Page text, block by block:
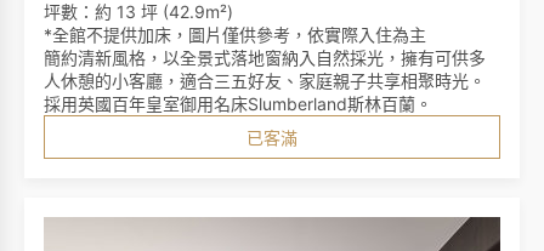
坪數：約 13 坪 (42.9m²)
*全館不提供加床，圖片僅供參考，依實際入住為主
簡約清新風格，以全景式落地窗納入自然採光，擁有可供多
人休憩的小客廳，適合三五好友、家庭親子共享相聚時光。
採用英國百年皇室御用名床Slumberland斯林百蘭。
已客滿